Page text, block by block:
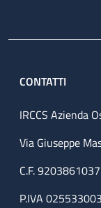
CONTATTI
IRCCS Azienda
Via Giuseppe
C.F.
P.IVA